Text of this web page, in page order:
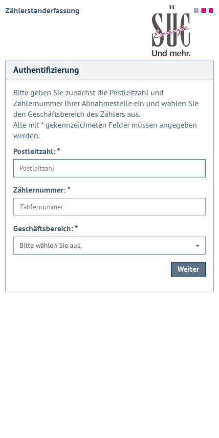
Zählerstanderfassung
Authentifizierung
Bitte geben Sie zunächst die Postleitzahl und
Zählernummer Ihrer Abnahmestelle ein und wählen Sie
den Geschäftsbereich des Zählers aus.
Alle mit* gekennzeichneten Felder müssen angegeben
werden.
Postleitzahl:*
Zählernummer:*
Geschäftsbereich:*
Bitte wählen Sie aus.